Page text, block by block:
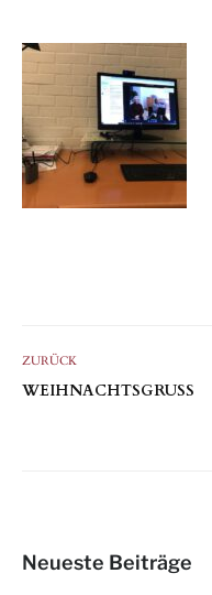
ZURÜCK
WEIHNACHTSGRUSS
Neueste Beiträge